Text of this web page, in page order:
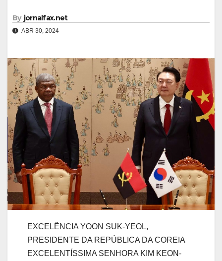
By jornalfax.net
ABR 30, 2024
EXCELÊNCIA YOON SUK-YEOL,
PRESIDENTE DA REPÚBLICA DA COREIA
EXCELENTÍSSIMA SENHORA KIM KEON-